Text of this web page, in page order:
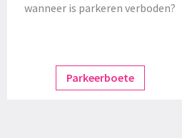
wanneer is parkeren verboden?
Parkeerboete